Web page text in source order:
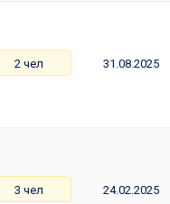
2 чел 31.08.2025
3 чел 24.02.2025